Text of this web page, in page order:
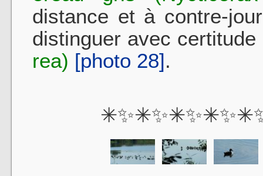
distance et à contre-
distinguer avec
rea) [photo 28].